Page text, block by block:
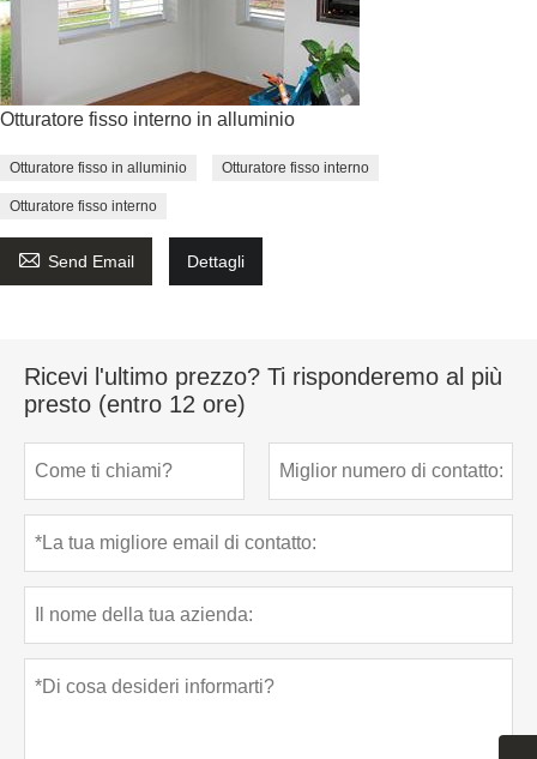
Otturatore fisso interno in alluminio
Otturatore fisso in alluminio Otturatore fisso interno
Otturatore fisso interno
 Send Email Dettagli
Ricevi l'ultimo prezzo? Ti risponderemo al più
presto (entro 12 ore)